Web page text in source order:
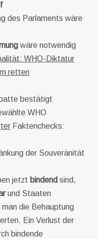
des Parlaments wäre
wäre notwendig
WHO-Diktatur
retten
bestätigt
WHO
Faktenchecks:
der Souveränität
jetzt bindend sind,
und Staaten
man die Behauptung
Ein Verlust der
bindende